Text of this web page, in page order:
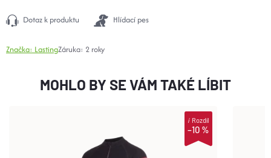
Dotaz k produktu Hlídací pes
Značka: LastingZáruka: 2 roky
MOHLO BY SE VÁM TAKÉ LÍBIT
–10 %
iRozdíl